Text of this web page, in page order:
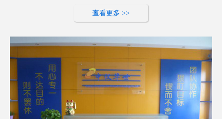
30年的发展，已经形成完整的服务体系和客户，产品内销+出
查看更多 >>